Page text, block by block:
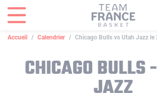
Accueil Calendrier Chicago Bulls vs Utah Jazz
CHICAGO BULLS
Panneau de gestion des cookies